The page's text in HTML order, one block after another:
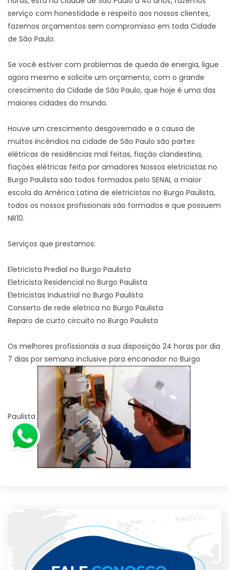
serviço com honestidade e respeito aos nossos clientes,
fazemos orçamentos sem compromisso em toda Cidade
de São Paulo.
Se você estiver com problemas de queda de energia, ligue
agora mesmo e solicite um orçamento, com o grande
crescimento da Cidade de São Paulo, que hoje é uma das
maiores cidades do mundo.
Houve um crescimento desgovernado e a causa de
muitos incêndios na cidade de São Paulo são partes
elétricas de residências mal feitas, fiação clandestina,
fiações elétricas feita por amadores Nossos eletricistas no
Burgo Paulista são todos formados pelo SENAI, a maior
escola da América Latina de eletricistas no Burgo Paulista,
todos os nossos profissionais são formados e que possuem
NR10.
Serviços que prestamos:
Eletricista Predial no Burgo Paulista
Eletricista Residencial no Burgo Paulista
Eletricistas Industrial no Burgo Paulista
Conserto de rede eletrica no Burgo Paulista
Reparo de curto circuito no Burgo Paulista
Os melhores profissionais a sua disposição 24 horas por dia
7 dias por semana inclusive para encanador no Burgo
Paulista